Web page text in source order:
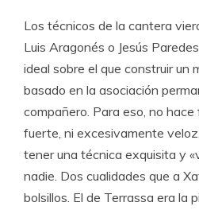
Los técnicos de la cantera
Luis Aragonés o Jesús
ideal sobre el que construir un
basado en la asociación
compañero. Para eso, no
fuerte, ni excesivamente
tener una técnica exquisita y
nadie. Dos cualidades que a
bolsillos. El de Terrassa era la